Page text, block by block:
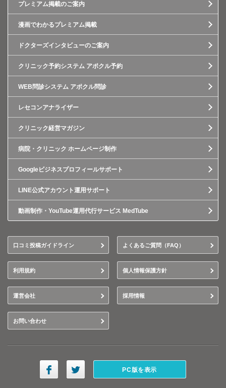
プレミアム掲載のご案内
漫画でわかるプレミアム掲載
ドクターズインタビューのご案内
クリニック予約システム アポクル予約
WEB問診システム アポクル問診
レセコンアナライザー
クリニック経営マガジン
病院・クリニック ホームページ制作
Googleビジネスプロフィールサポート
LINE公式アカウント運用サポート
動画制作・YouTube運用代行サービス MedTube
口コミ投稿ガイドライン よくあるご質問（FAQ）
利用規約 個人情報保護方針
運営会社 採用情報
お問い合わせ
PC版を表示